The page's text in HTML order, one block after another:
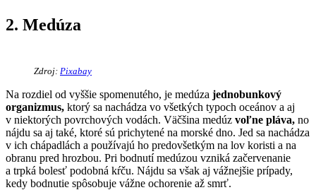
2. Medúza
Zdroj: Pixabay
Na rozdiel od vyššie spomenutého, je medúza jednobunkový
organizmus, ktorý sa nachádza vo všetkých typoch oceánov a aj
v niektorých povrchových vodách. Väčšina medúz voľne pláva, no
nájdu sa aj také, ktoré sú prichytené na morské dno. Jed sa nachádza
v ich chápadlách a používajú ho predovšetkým na lov koristi a na
obranu pred hrozbou. Pri bodnutí medúzou vzniká začervenanie
a trpká bolesť podobná kŕču. Nájdu sa však aj vážnejšie prípady,
kedy bodnutie spôsobuje vážne ochorenie až smrť.